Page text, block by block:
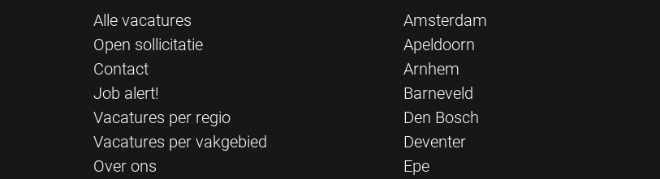
Alle vacatures
Open sollicitatie
Contact
Job alert!
Vacatures per regio
Vacatures per vakgebied
Over ons
Amsterdam
Apeldoorn
Arnhem
Barneveld
Den Bosch
Deventer
Epe